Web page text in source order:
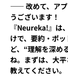
―― 改めて、アプ
うございます！
『Neureka!』は
けで、要約・ポ
ど、“理解を深め
ね。まずは、大
教えてください。